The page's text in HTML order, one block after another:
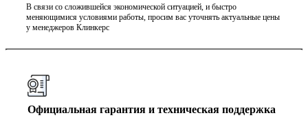
В связи со сложившейся экономической ситуацией, и быстро
меняющимися условиями работы, просим вас уточнять актуальные цены
у менеджеров Клинкерс
Официальная гарантия и техническая поддержка